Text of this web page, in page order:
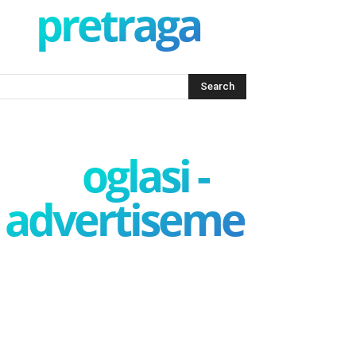
pretraga
oglasi -
advertisement